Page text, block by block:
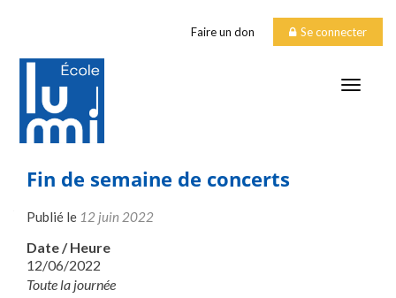
Faire un don Se connecter
Fin de semaine de concerts
Publié le 12 juin 2022
Date / Heure
12/06/2022
Toute la journée